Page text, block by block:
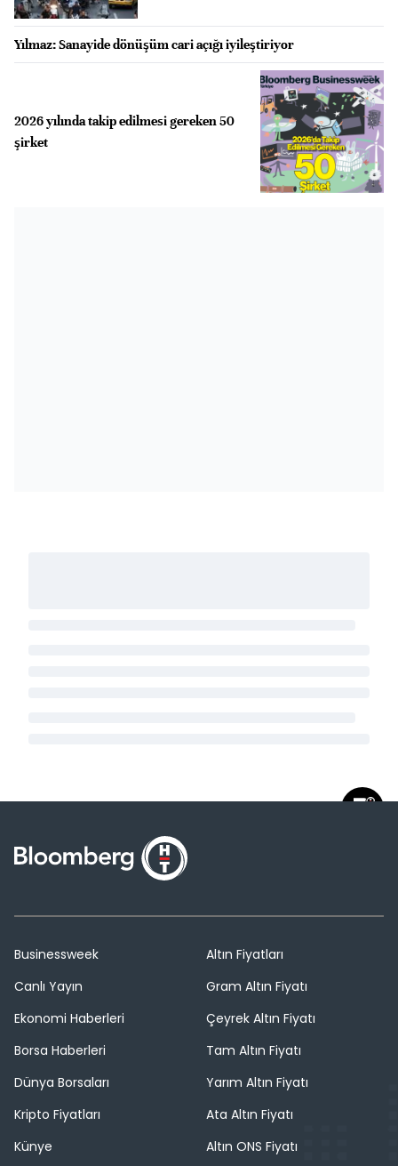
Yılmaz: Sanayide dönüşüm cari açığı iyileştiriyor
2026 yılında takip edilmesi gereken 50
şirket
Businessweek
Canlı Yayın
Ekonomi Haberleri
Borsa Haberleri
Dünya Borsaları
Kripto Fiyatları
Künye
Altın Fiyatları
Gram Altın Fiyatı
Çeyrek Altın Fiyatı
Tam Altın Fiyatı
Yarım Altın Fiyatı
Ata Altın Fiyatı
Altın ONS Fiyatı